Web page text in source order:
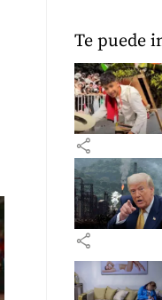
Te puede
share
share